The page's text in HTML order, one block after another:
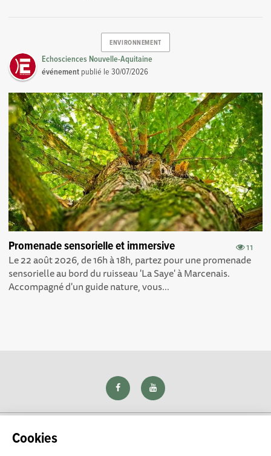
Cookies
ENVIRONNEMENT
Echosciences Nouvelle-Aquitaine
événement publié le30/07/2026
11
Promenade sensorielle et immersive
Le 22 août 2026, de 16h à 18h, partez pour une promenade
sensorielle au bord du ruisseau 'La Saye' à Marcenais.
Accompagné d'un guide nature, vous...